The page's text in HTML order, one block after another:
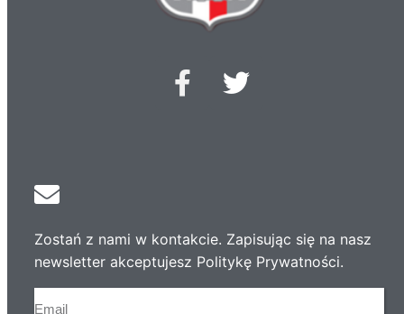
Zostań z nami w kontakcie. Zapisując się na nasz
newsletter akceptujesz Politykę Prywatności.